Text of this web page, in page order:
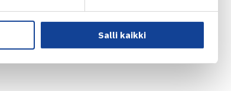
Salli kaikki